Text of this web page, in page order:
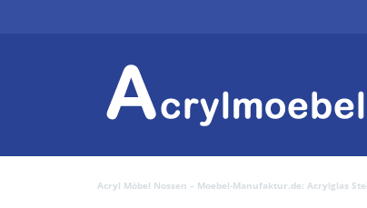
Acryl Möbel Nossen – Moebel-Manufaktur.de: Acrylglas